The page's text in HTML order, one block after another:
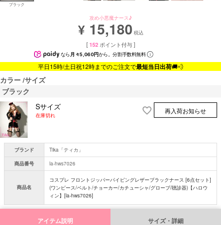
ブラック
攻め小悪魔ナース♪
¥ 15,180 税込
[ 152 ポイント付与 ]
なら月々5,060円から。分割手数料無料
平日15時/土日祝12時までのご注文で最短当日出荷🚚💨
カラー サイズ
ブラック
Sサイズ
在庫切れ
再入荷お知らせ
ブランド
Tika「ティカ」
商品番号
la-hws7026
商品名
コスプレ フロントジッパーパイピングレザーブラックナース [6点セット]
(ワンピース/ベルト/チョーカー/カチューシャ/グローブ/聴診器)【ハロウ
ィン】[la-hws7026]
アイテム説明 サイズ・詳細